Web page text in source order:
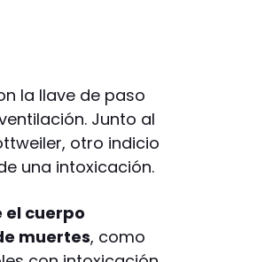
la llave de paso
Junto al
otro indicio
una intoxicación.
el cuerpo
muertes, como